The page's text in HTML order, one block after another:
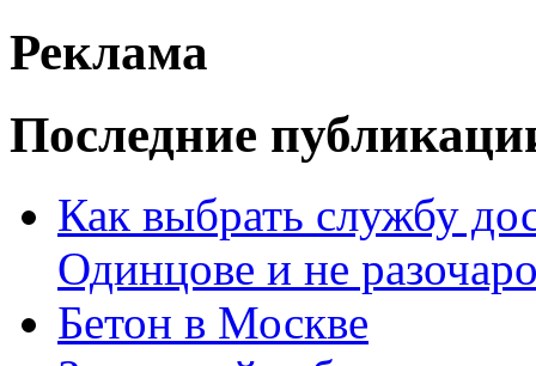
Реклама
Последние
Как выбрать службу
Одинцове и не
Бетон в Москве